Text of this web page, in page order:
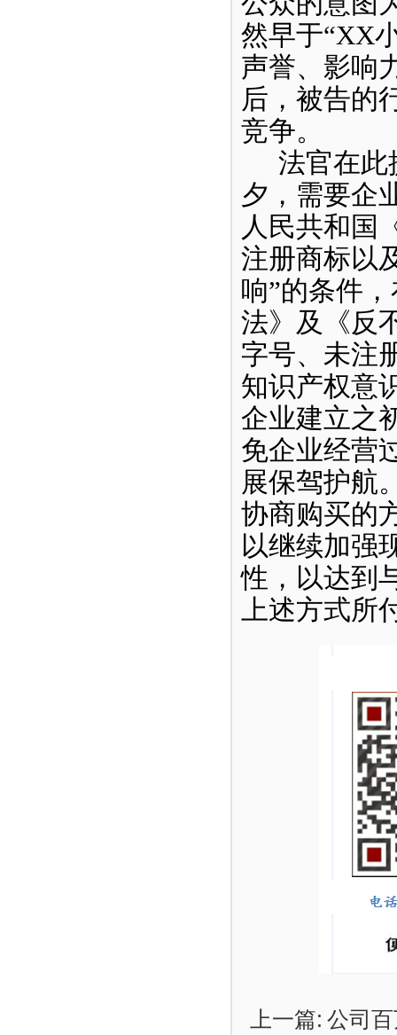
然早于“XX
声誉、影响
后，被告的
竞争。
法官在此
夕，需要企
人民共和国
注册商标以
响”的条件
法》及《反
字号、未注
知识产权意
企业建立之
免企业经营
展保驾护航
协商购买的
以继续加强
性，以达到
上述方式所
上一篇: 公司